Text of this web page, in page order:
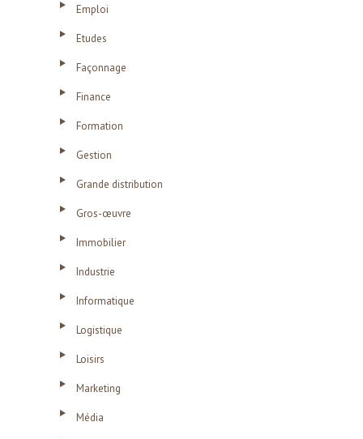
Emploi
Etudes
Façonnage
Finance
Formation
Gestion
Grande distribution
Gros-œuvre
Immobilier
Industrie
Informatique
Logistique
Loisirs
Marketing
Média